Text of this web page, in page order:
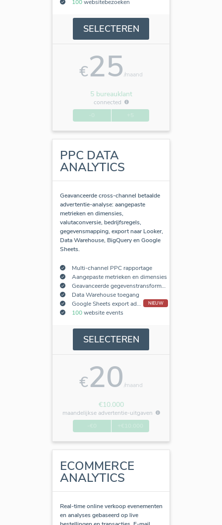
100websitebezoeken
SELECTEREN
€25/maand
5 bureauklant
connected
PPC DATA
ANALYTICS
Geavanceerde cross-channel betaalde
advertentie-analyse: aangepaste
metrieken en dimensies,
valutaconversie, bedrijfsregels,
gegevensmapping, export naar Looker,
Data Warehouse, BigQuery en Google
Sheets.
Multi-channel PPC rapportage
Aangepaste metrieken en dimensies
Geavanceerde gegevenstransformaties
Data Warehouse toegang
Google Sheets export add-on
NIEUW
100website events
SELECTEREN
€20/maand
€10.000
maandelijkse advertentie-uitgaven
ECOMMERCE
ANALYTICS
Real-time online verkoop evenementen
en analyses gebaseerd op live